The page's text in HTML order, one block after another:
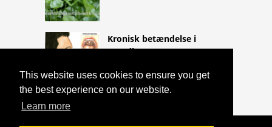
This website uses cookies to ensure you get
the best experience on our website.
Learn more
Kronisk betændelse i
mandlen